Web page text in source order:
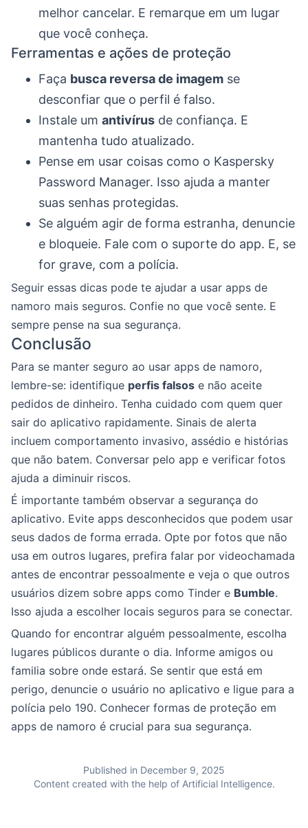
melhor cancelar. E remarque em um lugar
que você conheça.
Ferramentas e ações de proteção
Faça busca reversa de imagem se
desconfiar que o perfil é falso.
Instale um antivírus de confiança. E
mantenha tudo atualizado.
Pense em usar coisas como o Kaspersky
Password Manager. Isso ajuda a manter
suas senhas protegidas.
Se alguém agir de forma estranha, denuncie
e bloqueie. Fale com o suporte do app. E, se
for grave, com a polícia.
Seguir essas dicas pode te ajudar a usar apps de
namoro mais seguros. Confie no que você sente. E
sempre pense na sua segurança.
Conclusão
Para se manter seguro ao usar apps de namoro,
lembre-se: identifique perfis falsos e não aceite
pedidos de dinheiro. Tenha cuidado com quem quer
sair do aplicativo rapidamente. Sinais de alerta
incluem comportamento invasivo, assédio e histórias
que não batem. Conversar pelo app e verificar fotos
ajuda a diminuir riscos.
É importante também observar a segurança do
aplicativo. Evite apps desconhecidos que podem usar
seus dados de forma errada. Opte por fotos que não
usa em outros lugares, prefira falar por videochamada
antes de encontrar pessoalmente e veja o que outros
usuários dizem sobre apps como Tinder e Bumble.
Isso ajuda a escolher locais seguros para se conectar.
Quando for encontrar alguém pessoalmente, escolha
lugares públicos durante o dia. Informe amigos ou
familia sobre onde estará. Se sentir que está em
perigo, denuncie o usuário no aplicativo e ligue para a
polícia pelo 190. Conhecer formas de proteção em
apps de namoro é crucial para sua segurança.
Published in December 9, 2025
Content created with the help of Artificial Intelligence.